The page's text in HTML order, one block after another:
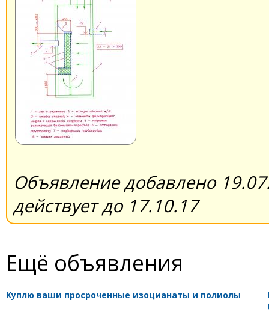
Объявление добавлено
действует до 17.10.17
Ещё объявления
Куплю ваши просроченные изоцианаты и полиолы